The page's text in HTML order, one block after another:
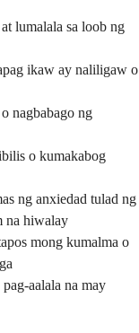
lumalala sa loob ng
ikaw ay naliligaw o
nagbabago ng
o kumakabog
ng anxiedad tulad ng
na hiwalay
mong kumalma o
aalala na may